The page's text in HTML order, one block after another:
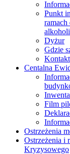
Punkt
ramach
Dyżur
Gdzie
Kontakt
Centalna
Film
Ostrzeżenia
Ostrzeżenia i
Kryzysowego